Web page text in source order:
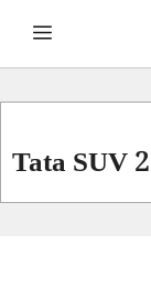
Skip Menu
Tata SUV